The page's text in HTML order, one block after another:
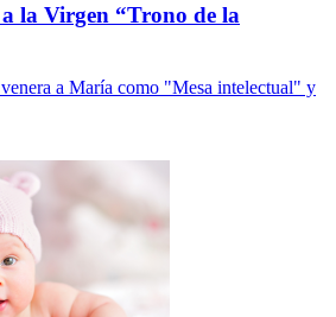
la Virgen “Trono de la
a María como "Mesa intelectual" y